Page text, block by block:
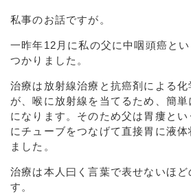
私事のお話ですが。
一昨年12月に私の父に中咽頭癌と
つかりました。
治療は放射線治療と抗癌剤による
が、喉に放射線を当てるため、簡
になります。そのため父は胃瘻と
にチューブをつなげて直接胃に液
ました。
治療は本人曰く言葉で表せないほ
す。